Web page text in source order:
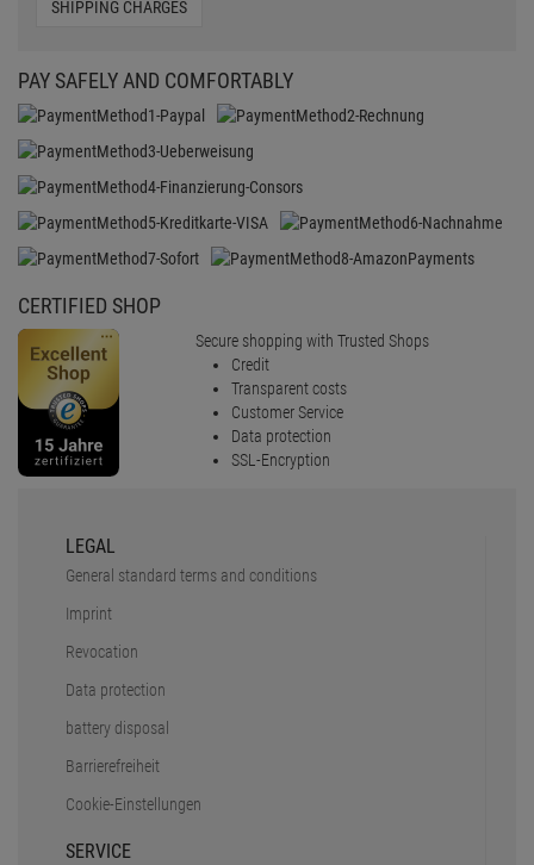
SHIPPING CHARGES
PAY SAFELY AND COMFORTABLY
CERTIFIED SHOP
Secure shopping with Trusted Shops
Credit
Transparent costs
Customer Service
Data protection
SSL-Encryption
LEGAL
General standard terms and conditions
Imprint
Revocation
Data protection
battery disposal
Barrierefreiheit
Cookie-Einstellungen
SERVICE